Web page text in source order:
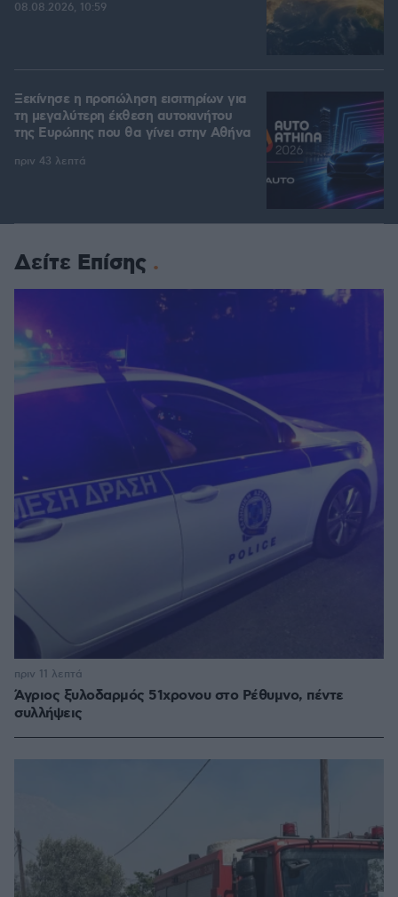
08.08.2026, 10:59
Ξεκίνησε η προπώληση εισιτηρίων για
τη μεγαλύτερη έκθεση αυτοκινήτου
της Ευρώπης που θα γίνει στην Αθήνα
πριν 43 λεπτά
Δείτε Επίσης
Άγριος ξυλοδαρμός 51χρονου στο Ρέθυμνο, πέντε
συλλήψεις
πριν 11 λεπτά